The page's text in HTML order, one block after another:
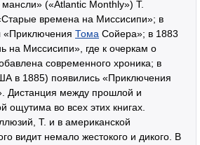
(«Atlantic Monthly») Т.
времена на Миссисипи»; в
«Приключения Тома Сойера»; в 1883
на Миссисипи», где к очеркам о
современного хроника; в
в 1885) появились «Приключения
Дистанция между прошлой и
во всех этих книгах.
Т. и в американской
видит немало жестокого и дикого. В